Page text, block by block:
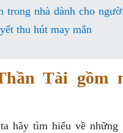
trong nhà dành cho
thu hút may mắn
Tài gồm
hãy tìm hiểu về những